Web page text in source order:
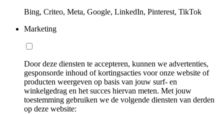
Bing, Criteo, Meta, Google, LinkedIn, Pinterest, TikTok
Marketing
Door deze diensten te accepteren, kunnen we advertenties,
gesponsorde inhoud of kortingsacties voor onze website of
producten weergeven op basis van jouw surf- en
winkelgedrag en het succes hiervan meten. Met jouw
toestemming gebruiken we de volgende diensten van derden
op deze website: